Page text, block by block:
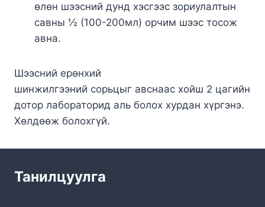
өлөн шээсний дунд хэсгээс зориулалтын
савны ½ (100-200мл) орчим шээс тосож
авна.
Шээсний ерөнхий
шинжилгээний сорьцыг авснаас хойш 2 цагийн
дотор лабораторид аль болох хурдан хүргэнэ.
Хөлдөөж болохгүй.
Танилцуулга